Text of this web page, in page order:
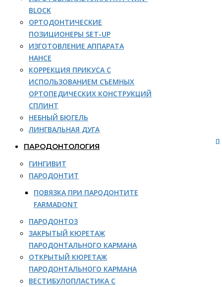
BLOCK
ОРТОДОНТИЧЕСКИЕ
ПОЗИЦИОНЕРЫ SET-UP
ИЗГОТОВЛЕНИЕ АППАРАТА
НАНСЕ
КОРРЕКЦИЯ ПРИКУСА С
ИСПОЛЬЗОВАНИЕМ СЪЕМНЫХ
ОРТОПЕДИЧЕСКИХ КОНСТРУКЦИЙ
СПЛИНТ
НЕБНЫЙ БЮГЕЛЬ
ЛИНГВАЛЬНАЯ ДУГА
ПАРОДОНТОЛОГИЯ
ГИНГИВИТ
ПАРОДОНТИТ
ПОВЯЗКА ПРИ ПАРОДОНТИТЕ
FARMADONT
ПАРОДОНТОЗ
ЗАКРЫТЫЙ КЮРЕТАЖ
ПАРОДОНТАЛЬНОГО КАРМАНА
ОТКРЫТЫЙ КЮРЕТАЖ
ПАРОДОНТАЛЬНОГО КАРМАНА
ВЕСТИБУЛОПЛАСТИКА С